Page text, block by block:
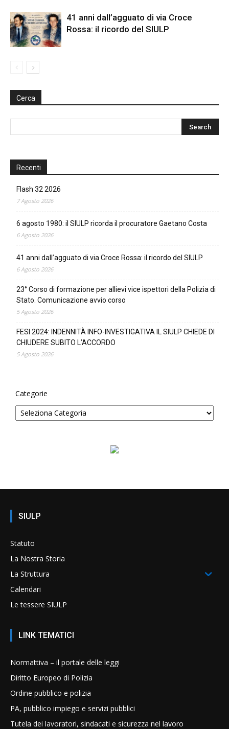
41 anni dall’agguato di via Croce
Rossa: il ricordo del SIULP
Cerca
Recenti
Flash 32 2026
7 Agosto 2026
6 agosto 1980: il SIULP ricorda il procuratore Gaetano Costa
6 Agosto 2026
41 anni dall’agguato di via Croce Rossa: il ricordo del SIULP
6 Agosto 2026
23° Corso di formazione per allievi vice ispettori della Polizia di
Stato. Comunicazione avvio corso
5 Agosto 2026
FESI 2024: INDENNITÀ INFO-INVESTIGATIVA IL SIULP CHIEDE DI
CHIUDERE SUBITO L’ACCORDO
5 Agosto 2026
Categorie
SIULP
Statuto
La Nostra Storia
La Struttura
Calendari
Le tessere SIULP
LINK TEMATICI
Normattiva – il portale delle leggi
Diritto Europeo di Polizia
Ordine pubblico e polizia
PA, pubblico impiego e servizi pubblici
Tutela dei lavoratori, sindacati e sicurezza nel lavoro